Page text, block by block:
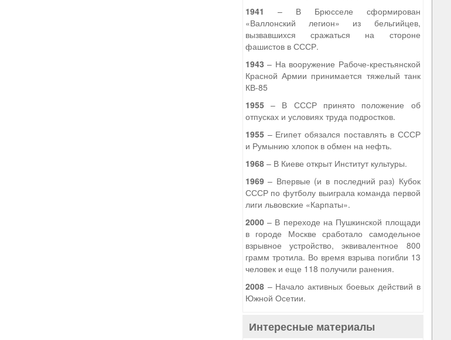
1941 – В Брюсселе сформирован
«Валлонский легион» из бельгийцев,
вызвавшихся сражаться на стороне
фашистов в СССР.
1943 – На вооружение Рабоче-крестьянской
Красной Армии принимается тяжелый танк
КВ-85
1955– В СССР принято положение об
отпусках и условиях труда подростков.
1955– Египет обязался поставлять в СССР
и Румынию хлопок в обмен на нефть.
1968– В Киеве открыт Институт культуры.
1969– Впервые (и в последний раз) Кубок
СССР по футболу выиграла команда первой
лиги львовские «Карпаты».
2000– В переходе на Пушкинской площади
в городе Москве сработало самодельное
взрывное устройство, эквивалентное 800
грамм тротила. Во время взрыва погибли 13
человек и еще 118 получили ранения.
2008– Начало активных боевых действий в
Южной Осетии.
Интересные материалы